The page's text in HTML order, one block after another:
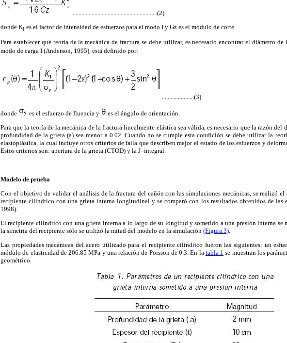
...........................................................(2)
donde KI es el factor de intensidad de esfuerzos para el modo I y Gz es el módulo de corte.
Para establecer qué teoría de la mecánica de fractura se debe utilizar, es necesario encontrar el diámetro de
modo de carga I (Anderson, 1995), está definido por:
......................(3)
donde es el esfuerzo de fluencia y
es el ángulo de orientación.
Para que la teoría de la mecánica de la fractura linealmente elástica sea válida, es necesario que la razón del
profundidad de la grieta (a) sea menor a 0.02. Cuando no se cumple esta condición se debe utilizar la
elastoplástica, la cual incluye otros criterios de falla que describen mejor el estado de los esfuerzos y
Estos criterios son: apertura de la grieta (CTOD) y la J–integral.
Modelo de prueba
Con el objetivo de validar el análisis de la fractura del cañón con las simulaciones mecánicas, se realizó
recipiente cilíndrico con una grieta interna longitudinal y se comparó con los resultados obtenidos de las
1998).
El recipiente cilíndrico con una grieta interna a lo largo de su longitud y sometido a una presión interna se
la simetría del recipiente sólo se utilizó la mitad del modelo en la simulación (Figura 3)
Las propiedades mecánicas del acero utilizado para el recipiente cilíndrico fueron las siguientes: un
módulo de elasticidad de 206.85 MPa y una relación de Poisson de 0.3. En la tabla 1 se muestran los
geométrico.